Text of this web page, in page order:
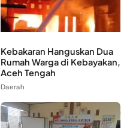
Kebakaran Hanguskan Dua
Rumah Warga di Kebayakan,
Aceh Tengah
Daerah